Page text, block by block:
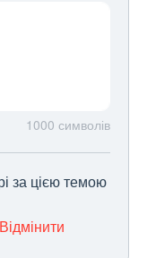
1000 символів
за цією темою
Відмінити